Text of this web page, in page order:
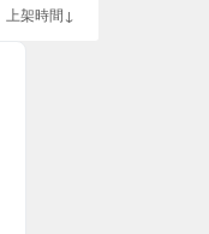
上架時間↓